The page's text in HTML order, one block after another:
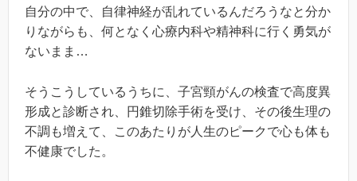
自分の中で、自律神経が乱れているんだろうなと分か
りながらも、何となく心療内科や精神科に行く勇気が
ないまま…
そうこうしているうちに、子宮頸がんの検査で高度異
形成と診断され、円錐切除手術を受け、その後生理の
不調も増えて、このあたりが人生のピークで心も体も
不健康でした。